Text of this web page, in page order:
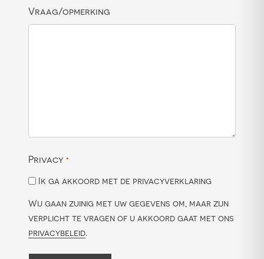
Vraag/opmerking
Privacy *
Ik ga akkoord met de privacyverklaring
Wij gaan zuinig met uw gegevens om, maar zijn
verplicht te vragen of u akkoord gaat met ons
privacybeleid.